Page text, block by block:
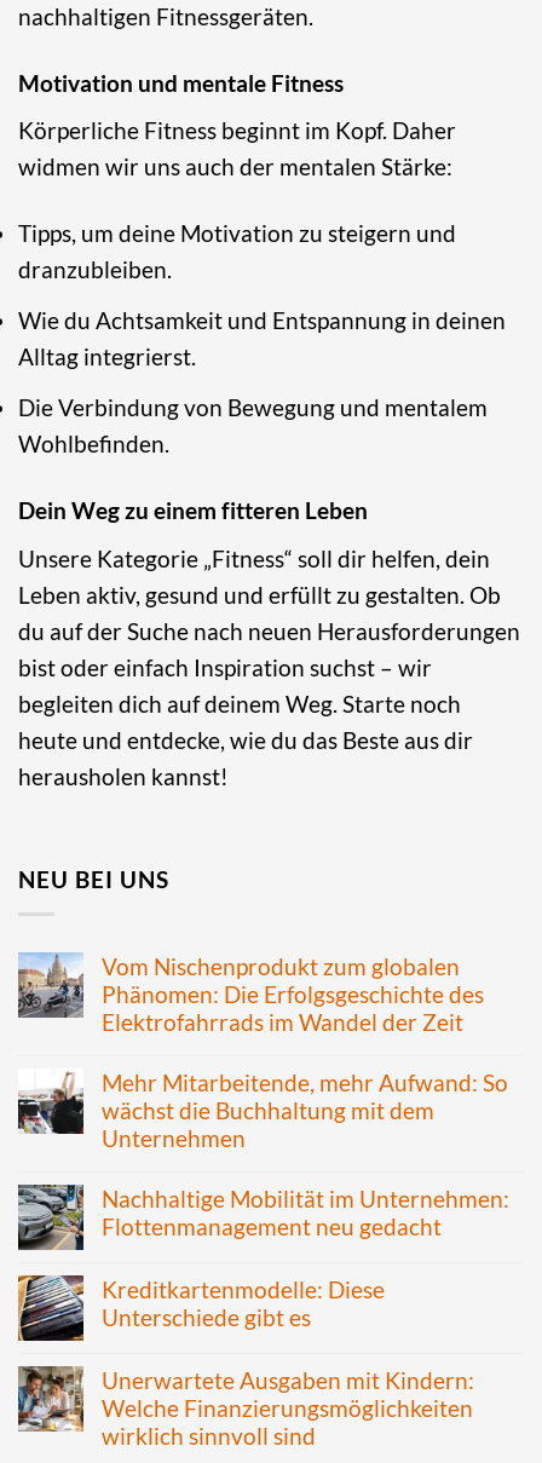
nachhaltigen Fitnessgeräten.
Motivation und mentale Fitness
Körperliche Fitness beginnt im Kopf. Daher
widmen wir uns auch der mentalen Stärke:
Tipps, um deine Motivation zu steigern und
dranzubleiben.
Wie du Achtsamkeit und Entspannung in deinen
Alltag integrierst.
Die Verbindung von Bewegung und mentalem
Wohlbefinden.
Dein Weg zu einem fitteren Leben
Unsere Kategorie „Fitness“ soll dir helfen, dein
Leben aktiv, gesund und erfüllt zu gestalten. Ob
du auf der Suche nach neuen Herausforderungen
bist oder einfach Inspiration suchst – wir
begleiten dich auf deinem Weg. Starte noch
heute und entdecke, wie du das Beste aus dir
herausholen kannst!
NEU BEI UNS
Vom Nischenprodukt zum globalen
Phänomen: Die Erfolgsgeschichte des
Elektrofahrrads im Wandel der Zeit
Mehr Mitarbeitende, mehr Aufwand: So
wächst die Buchhaltung mit dem
Unternehmen
Nachhaltige Mobilität im Unternehmen:
Flottenmanagement neu gedacht
Kreditkartenmodelle: Diese
Unterschiede gibt es
Unerwartete Ausgaben mit Kindern:
Welche Finanzierungsmöglichkeiten
wirklich sinnvoll sind